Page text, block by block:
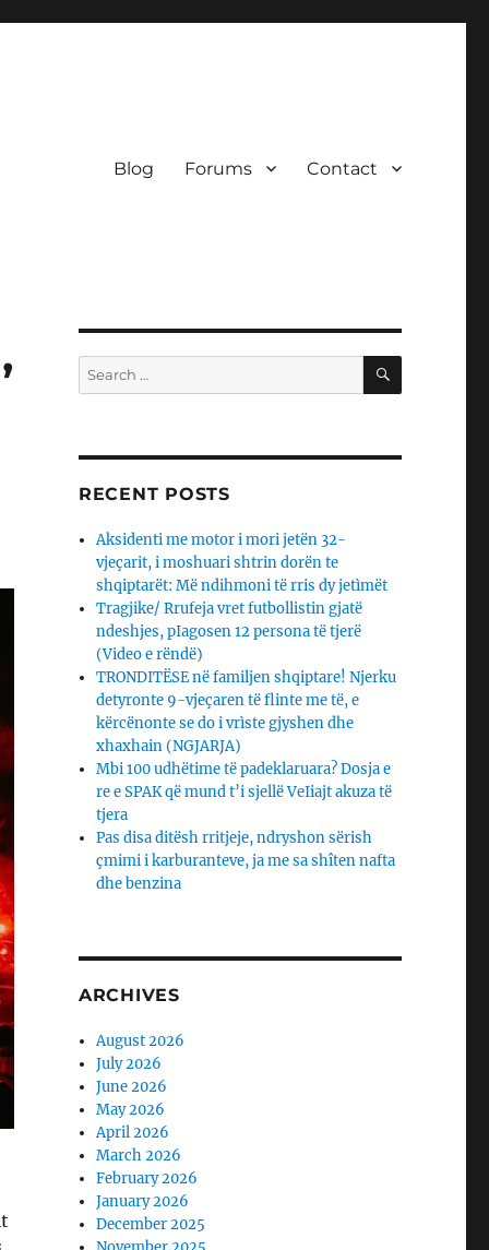
Blog Forums Contact
Search
for:
SEARCH
RECENT POSTS
Aksidenti me motor i mori jetën 32-
vjeçarit, i moshuari shtrin dorën te
shqiptarët: Më ndihmoni të rris dy jetìmët
Tragjike/ Rrufeja vret futbollistin gjatë
ndeshjes, pIagosen 12 persona të tjerë
(Video e rëndë)
TRONDITËSE në familjen shqiptare! Njerku
detyronte 9-vjeçaren të flinte me të, e
kërcënonte se do i vrìste gjyshen dhe
xhaxhain (NGJARJA)
Mbi 100 udhëtime të padeklaruara? Dosja e
re e SPAK që mund t’i sjellë VeIiajt akuza të
tjera
Pas disa ditësh rritjeje, ndryshon sërish
çmimi i karburanteve, ja me sa shîten nafta
dhe benzina
ARCHIVES
August 2026
July 2026
June 2026
May 2026
April 2026
March 2026
February 2026
January 2026
December 2025